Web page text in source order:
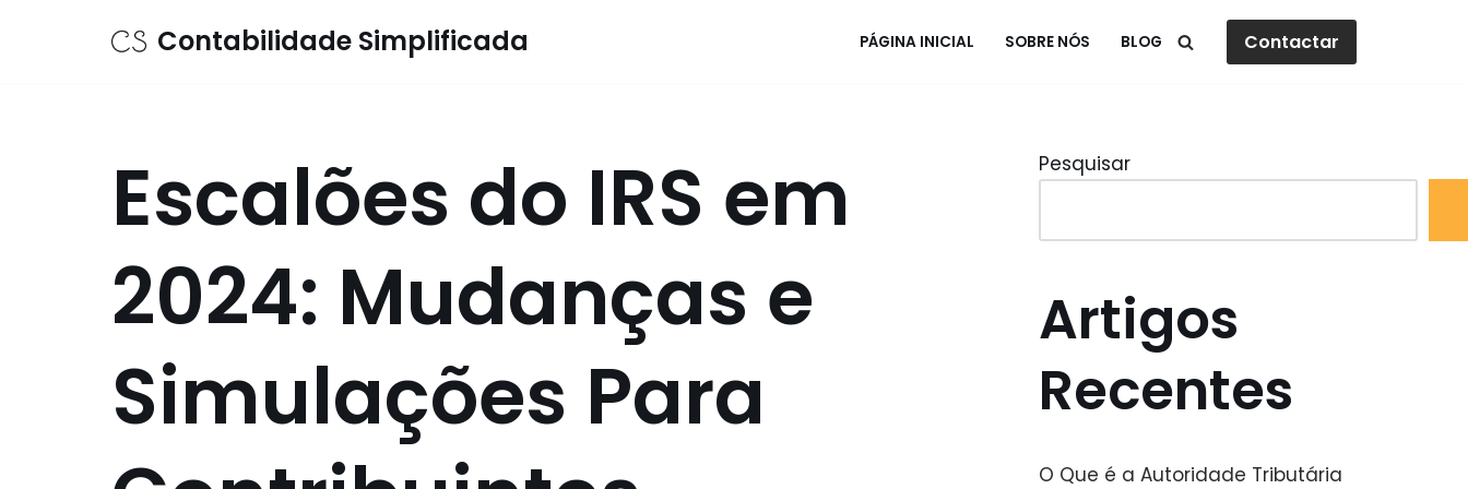
Contabilidade Simplificada PÁGINA INICIAL SOBRE NÓS BLOG Contactar
Escalões do IRS em
2024: Mudanças e
Simulações Para
Pesquisar
Artigos
Recentes
O Que é a Autoridade Tributária